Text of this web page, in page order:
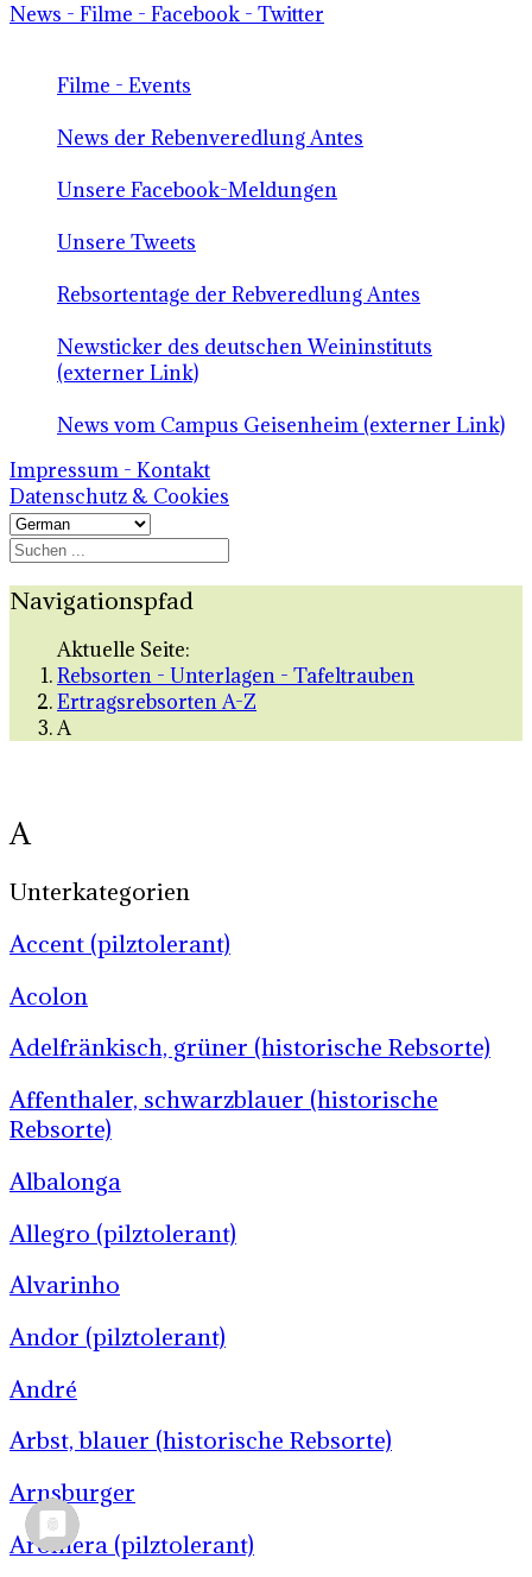
News - Filme - Facebook - Twitter
Filme - Events
News der Rebenveredlung Antes
Unsere Facebook-Meldungen
Unsere Tweets
Rebsortentage der Rebveredlung Antes
Newsticker des deutschen Weininstituts
(externer Link)
News vom Campus Geisenheim (externer Link)
Impressum - Kontakt
Datenschutz & Cookies
Navigationspfad
Aktuelle Seite:
Rebsorten - Unterlagen - Tafeltrauben
Ertragsrebsorten A-Z
A
A
Unterkategorien
Accent (pilztolerant)
Acolon
Adelfränkisch, grüner (historische Rebsorte)
Affenthaler, schwarzblauer (historische
Rebsorte)
Albalonga
Allegro (pilztolerant)
Alvarinho
Andor (pilztolerant)
André
Arbst, blauer (historische Rebsorte)
Arnsburger
Aromera (pilztolerant)